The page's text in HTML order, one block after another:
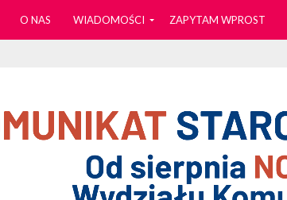
O NAS WIADOMOŚCI ZAPYTAM WPROST